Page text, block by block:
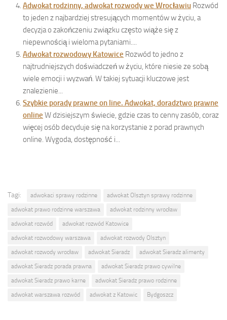
Adwokat rodzinny, adwokat rozwody we Wrocławiu Rozwód
to jeden z najbardziej stresujących momentów w życiu, a
decyzja o zakończeniu związku często wiąże się z
niepewnością i wieloma pytaniami....
Adwokat rozwodowy Katowice Rozwód to jedno z
najtrudniejszych doświadczeń w życiu, które niesie ze sobą
wiele emocji i wyzwań. W takiej sytuacji kluczowe jest
znalezienie...
Szybkie porady prawne on line. Adwokat, doradztwo prawne
online W dzisiejszym świecie, gdzie czas to cenny zasób, coraz
więcej osób decyduje się na korzystanie z porad prawnych
online. Wygoda, dostępność i...
Tagi: adwokaci sprawy rodzinne
adwokat Olsztyn sprawy rodzinne
adwokat prawo rodzinne warszawa
adwokat rodzinny wrocław
adwokat rozwód
adwokat rozwód Katowice
adwokat rozwodowy warszawa
adwokat rozwody Olsztyn
adwokat rozwody wrocław
adwokat Sieradz
adwokat Sieradz alimenty
adwokat Sieradz porada prawna
adwokat Sieradz prawo cywilne
adwokat Sieradz prawo karne
adwokat Sieradz prawo rodzinne
adwokat warszawa rozwód
adwokat z Katowic Bydgoszcz